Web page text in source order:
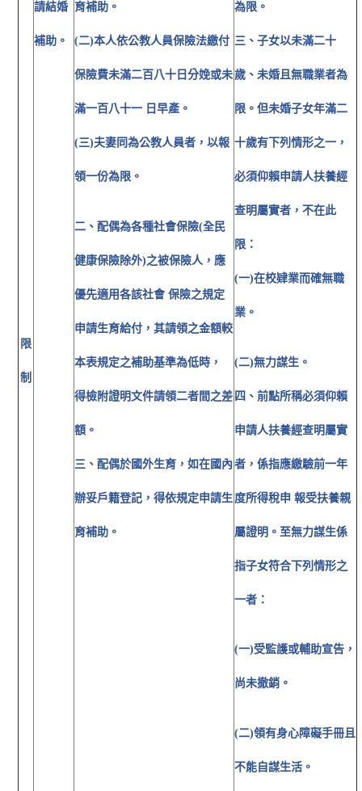
限
制
請結婚
補助。
育補助。
(二)本人依公教人員保險法繳付
保險費未滿二百八十日分娩或未
滿一百八十一 日早產。
(三)夫妻同為公教人員者，以報
領一份為限。
二、配偶為各種社會保險(全民
健康保險除外)之被保險人，應
優先適用各該社會 保險之規定
申請生育給付，其請領之金額較
本表規定之補助基準為低時，
得檢附證明文件請領二者間之差
額。
三、配偶於國外生育，如在國內
辦妥戶籍登記，得依規定申請生
育補助。
為限。
三、子女以未滿二十
歲、未婚且無職業者為
限。但未婚子女年滿二
十歲有下列情形之一，
必須仰賴申請人扶養經
查明屬實者，不在此
限：
(一)在校肄業而確無職
業。
(二)無力謀生。
四、前點所稱必須仰賴
申請人扶養經查明屬實
者，係指應繳驗前一年
度所得稅申 報受扶養親
屬證明。至無力謀生係
指子女符合下列情形之
一者：
(一)受監護或輔助宣告，
尚未撤銷。
(二)領有身心障礙手冊且
不能自謀生活。